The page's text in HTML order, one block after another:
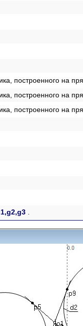
построенного на
построенного на
построенного на